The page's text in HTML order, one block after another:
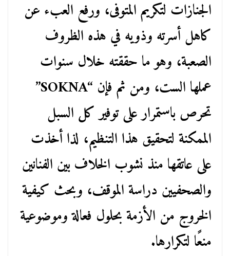
الجنازات لتكريم المتوفى، ورفع العبء عن
كاهل أسرته وذويه في هذه الظروف
الصعبة، وهو ما حققته خلال سنوات
عملها الست، ومن ثم فإن “SOKNA”
تحرص باستمرار على توفير كل السبل
الممكنة لتحقيق هذا التنظيم، لذا أخذت
على عاتقها منذ نشوب الخلاف بين الفنانين
والصحفيين دراسة الموقف، وبحث كيفية
الخروج من الأزمة بحلول فعالة وموضوعية
منعًا لتكرارها.